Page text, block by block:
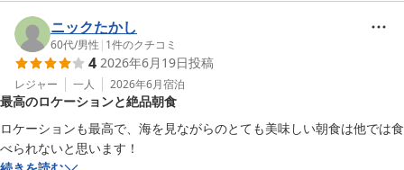
ニックたかし
60代/男性 | 1件のクチコミ
4 2026年6月19日投稿
レジャー 一人 2026年6月宿泊
最高のロケーションと絶品朝食
ロケーションも最高で、海を見ながらのとても美味しい朝食は他では食
べられないと思います！